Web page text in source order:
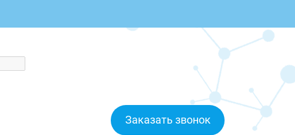
Заказать звонок